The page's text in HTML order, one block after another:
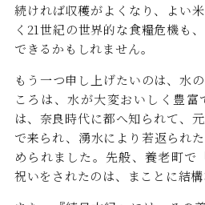
続ければ収穫がよくなり、よい
く21世紀の世界的な食糧危機も
できるかもしれません。
もう一つ申し上げたいのは、水
ころは、水が大変おいしく豊
は、奈良時代に都へ知られて、
で来られ、湧水により若返られ
められました。先般、養老町で
祝いをされたのは、まことに結構